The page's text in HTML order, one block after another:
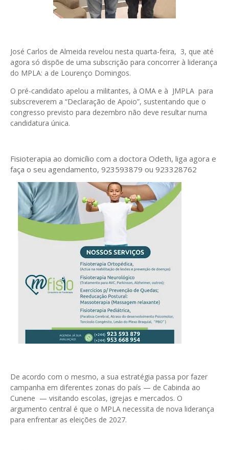
José Carlos de Almeida revelou nesta quarta-feira, 3, que até
agora só dispõe de uma subscrição para concorrer à liderança
do MPLA: a de Lourenço Domingos.
O pré-candidato apelou a militantes, à OMA e à JMPLA para
subscreverem a “Declaração de Apoio”, sustentando que o
congresso previsto para dezembro não deve resultar numa
candidatura única.
Fisioterapia ao domicílio com a doctora Odeth, liga agora e
faça o seu agendamento, 923593879 ou 923328762
De acordo com o mesmo, a sua estratégia passa por fazer
campanha em diferentes zonas do país — de Cabinda ao
Cunene — visitando escolas, igrejas e mercados. O
argumento central é que o MPLA necessita de nova liderança
para enfrentar as eleições de 2027.